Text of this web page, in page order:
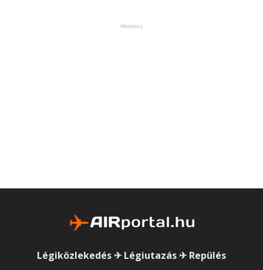
Hirdetés
Légiközlekedés ✈ Légiutazás ✈ Repülés